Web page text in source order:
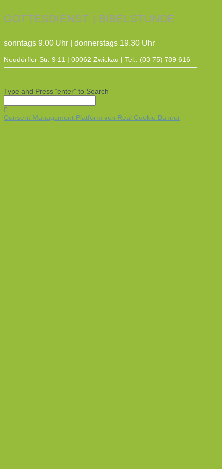
GOTTESDIENST | BIBELSTUNDE
sonntags 9.00 Uhr | donnerstags 19.30 Uhr
Neudörfler Str. 9-11 | 08062 Zwickau | Tel.: (03 75) 789 616
Type and Press “enter” to Search
Consent Management Platform von Real Cookie Banner